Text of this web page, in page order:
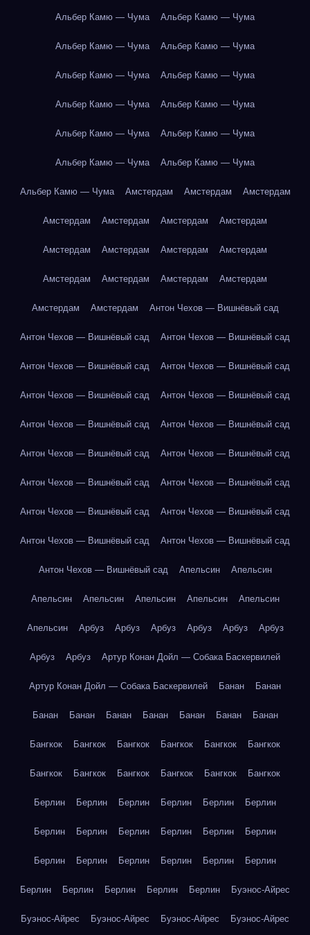
Альбер Камю — Чума Альбер Камю — Чума
Альбер Камю — Чума Альбер Камю — Чума
Альбер Камю — Чума Альбер Камю — Чума
Альбер Камю — Чума Альбер Камю — Чума
Альбер Камю — Чума Альбер Камю — Чума
Альбер Камю — Чума Альбер Камю — Чума
Альбер Камю — Чума Амстердам Амстердам Амстердам
Амстердам Амстердам Амстердам Амстердам
Амстердам Амстердам Амстердам Амстердам
Амстердам Амстердам Амстердам Амстердам
Амстердам Амстердам Антон Чехов — Вишнёвый сад
Антон Чехов — Вишнёвый сад Антон Чехов — Вишнёвый сад
Антон Чехов — Вишнёвый сад Антон Чехов — Вишнёвый сад
Антон Чехов — Вишнёвый сад Антон Чехов — Вишнёвый сад
Антон Чехов — Вишнёвый сад Антон Чехов — Вишнёвый сад
Антон Чехов — Вишнёвый сад Антон Чехов — Вишнёвый сад
Антон Чехов — Вишнёвый сад Антон Чехов — Вишнёвый сад
Антон Чехов — Вишнёвый сад Антон Чехов — Вишнёвый сад
Антон Чехов — Вишнёвый сад Антон Чехов — Вишнёвый сад
Антон Чехов — Вишнёвый сад Апельсин Апельсин
Апельсин Апельсин Апельсин Апельсин Апельсин
Апельсин Арбуз Арбуз Арбуз Арбуз Арбуз Арбуз
Арбуз Арбуз Артур Конан Дойл — Собака Баскервилей
Артур Конан Дойл — Собака Баскервилей Банан Банан
Банан Банан Банан Банан Банан Банан Банан
Бангкок Бангкок Бангкок Бангкок Бангкок Бангкок
Бангкок Бангкок Бангкок Бангкок Бангкок Бангкок
Берлин Берлин Берлин Берлин Берлин Берлин
Берлин Берлин Берлин Берлин Берлин Берлин
Берлин Берлин Берлин Берлин Берлин Берлин
Берлин Берлин Берлин Берлин Берлин Буэнос-Айрес
Буэнос-Айрес Буэнос-Айрес Буэнос-Айрес Буэнос-Айрес